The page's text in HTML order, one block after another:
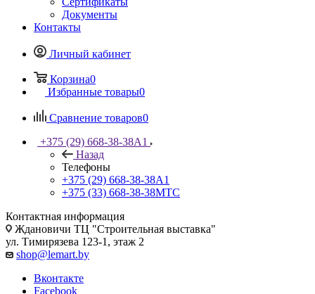
Документы
Контакты
Личный кабинет
Корзина0
Избранные товары0
Сравнение товаров0
+375 (29) 668-38-38A1
Назад
Телефоны
+375 (29) 668-38-38A1
+375 (33) 668-38-38МТС
Контактная информация
Ждановичи ТЦ "Строительная выставка"
ул. Тимирязева 123-1, этаж 2
shop@lemart.by
Вконтакте
Facebook